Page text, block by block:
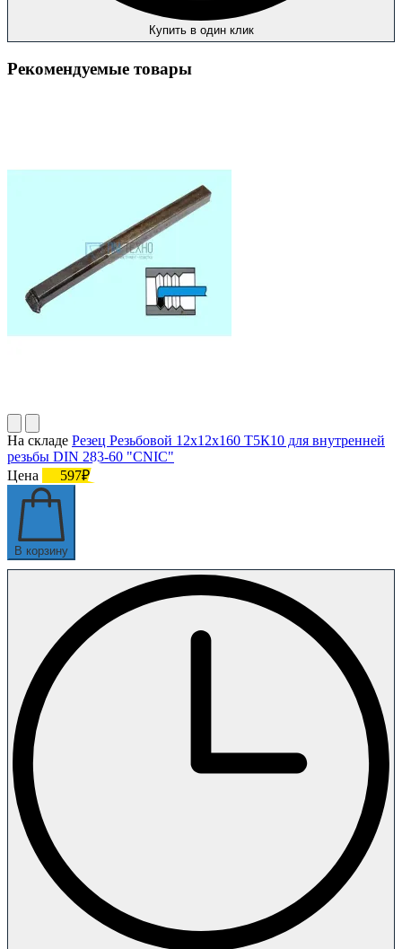
Купить в один клик
Рекомендуемые товары
На складе Резец Резьбовой 12х12х160 Т5К10 для внутренней
резьбы DIN 283-60 "CNIC"
Цена
597₽
В корзину